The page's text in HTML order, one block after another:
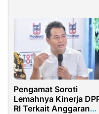
Pengamat Soroti
Lemahnya Kinerja
RI Terkait Anggaran